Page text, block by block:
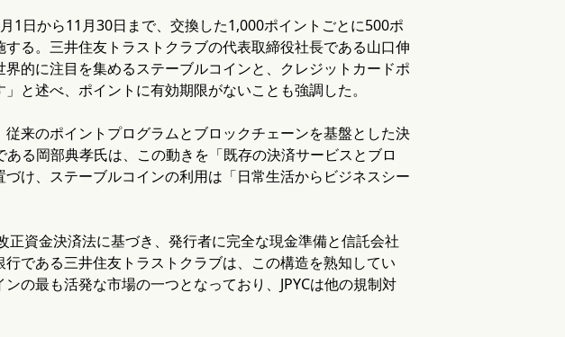
1日から11月30日まで、交換した1,000ポイントごとに500ポ
る。三井住友トラストクラブの代表取締役社長である山口伸
的に注目を集めるステーブルコインと、クレジットカードポ
と述べ、ポイントに有効期限がないことも強調した。
来のポイントプログラムとブロックチェーンを基盤とした決
る岡部典孝氏は、この動きを「既存の決済サービスとブロ
け、ステーブルコインの利用は「日常生活からビジネスシー
資金決済法に基づき、発行者に完全な現金準備と信託会社
である三井住友トラストクラブは、この構造を熟知してい
の最も活発な市場の一つとなっており、JPYCは他の規制対